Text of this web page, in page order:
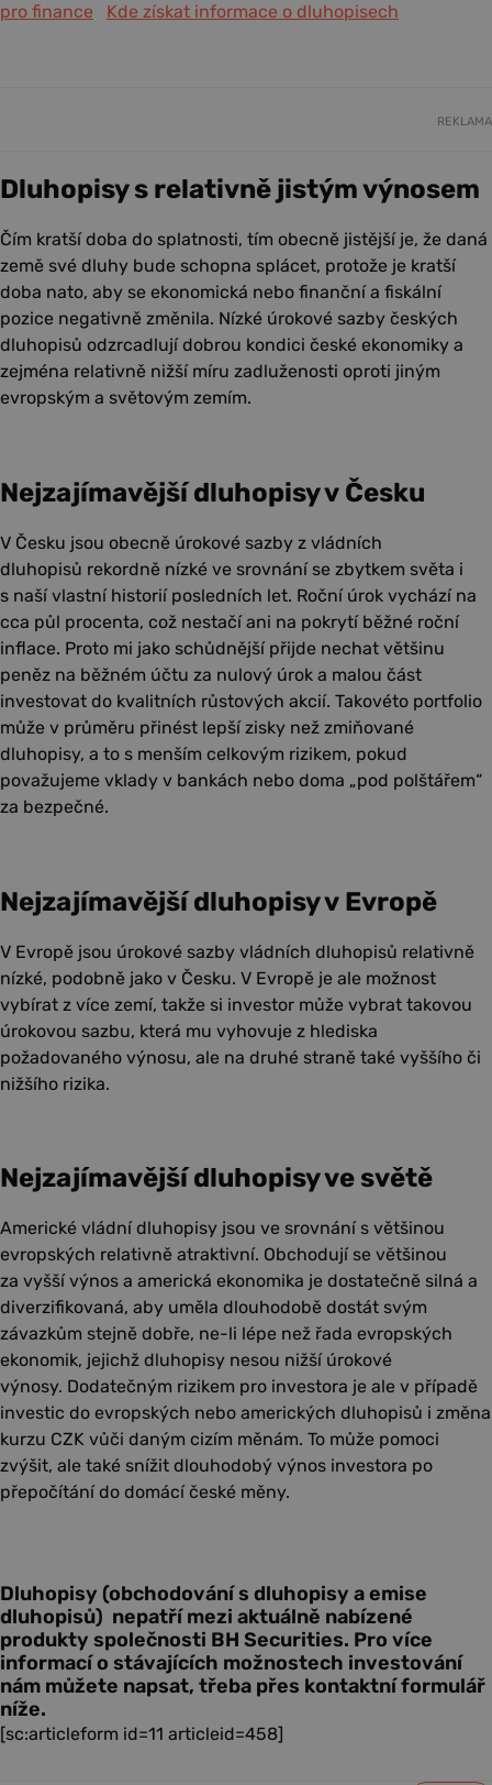
pro finance
Kde získat informace o dluhopisech
REKLAMA
Dluhopisy s relativně jistým výnosem
Čím kratší doba do splatnosti, tím obecně jistější je, že daná
země své dluhy bude schopna splácet, protože je kratší
doba nato, aby se ekonomická nebo finanční a fiskální
pozice negativně změnila. Nízké úrokové sazby českých
dluhopisů odzrcadlují dobrou kondici české ekonomiky a
zejména relativně nižší míru zadluženosti oproti jiným
evropským a světovým zemím.
Nejzajímavější dluhopisy v Česku
V Česku jsou obecně úrokové sazby z vládních
dluhopisů rekordně nízké ve srovnání se zbytkem světa i
s naší vlastní historií posledních let. Roční úrok vychází na
cca půl procenta, což nestačí ani na pokrytí běžné roční
inflace. Proto mi jako schůdnější přijde nechat většinu
peněz na běžném účtu za nulový úrok a malou část
investovat do kvalitních růstových akcií. Takovéto portfolio
může v průměru přinést lepší zisky než zmiňované
dluhopisy, a to s menším celkovým rizikem, pokud
považujeme vklady v bankách nebo doma „pod polštářem“
za bezpečné.
Nejzajímavější dluhopisy v Evropě
V Evropě jsou úrokové sazby vládních dluhopisů relativně
nízké, podobně jako v Česku. V Evropě je ale možnost
vybírat z více zemí, takže si investor může vybrat takovou
úrokovou sazbu, která mu vyhovuje z hlediska
požadovaného výnosu, ale na druhé straně také vyššího či
nižšího rizika.
Nejzajímavější dluhopisy ve světě
Americké vládní dluhopisy jsou ve srovnání s většinou
evropských relativně atraktivní. Obchodují se většinou
za vyšší výnos a americká ekonomika je dostatečně silná a
diverzifikovaná, aby uměla dlouhodobě dostát svým
závazkům stejně dobře, ne-li lépe než řada evropských
ekonomik, jejichž dluhopisy nesou nižší úrokové
výnosy. Dodatečným rizikem pro investora je ale v případě
investic do evropských nebo amerických dluhopisů i změna
kurzu CZK vůči daným cizím měnám. To může pomoci
zvýšit, ale také snížit dlouhodobý výnos investora po
přepočítání do domácí české měny.
Dluhopisy (obchodování s dluhopisy a emise
dluhopisů) nepatří mezi aktuálně nabízené
produkty společnosti BH Securities. Pro více
informací o stávajících možnostech investování
nám můžete napsat, třeba přes kontaktní formulář
níže.
[sc:articleform id=11 articleid=458]